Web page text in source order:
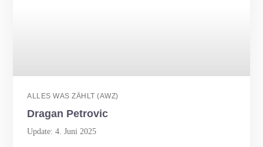
ALLES WAS ZÄHLT (AWZ)
Dragan Petrovic
Update: 4. Juni 2025